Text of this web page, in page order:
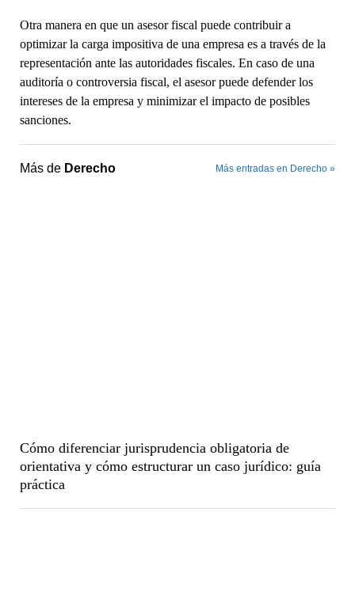
Otra manera en que un asesor fiscal puede contribuir a
optimizar la carga impositiva de una empresa es a través de la
representación ante las autoridades fiscales. En caso de una
auditoría o controversia fiscal, el asesor puede defender los
intereses de la empresa y minimizar el impacto de posibles
sanciones.
Más de Derecho Más entradas en Derecho »
Cómo diferenciar jurisprudencia obligatoria de
orientativa y cómo estructurar un caso jurídico: guía
práctica